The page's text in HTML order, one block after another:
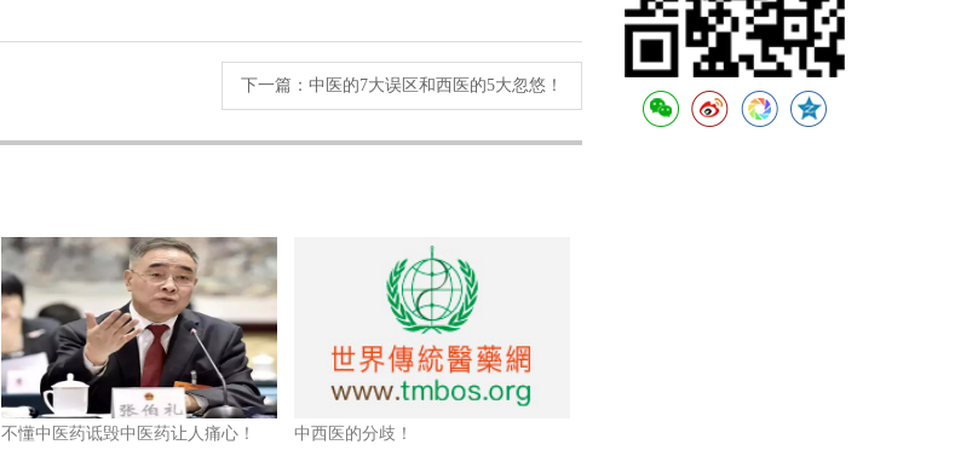
下一篇： 中医的7大误区和西医的5大忽悠！
不懂中医药诋毁中医药让人痛心！ 中西医的分歧！